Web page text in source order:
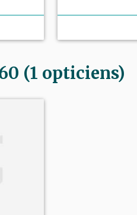
(1 opticiens)